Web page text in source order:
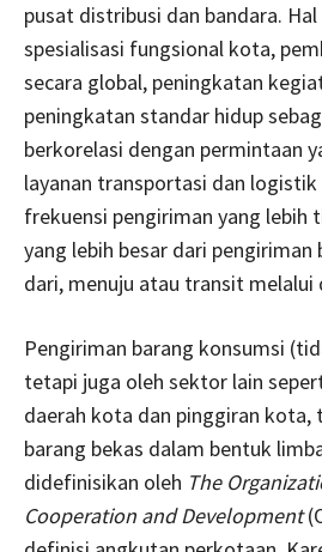
pusat distribusi dan bandara.
spesialisasi fungsional kota,
secara global, peningkatan
peningkatan standar hidup
berkorelasi dengan permintaan
layanan transportasi dan
frekuensi pengiriman yang lebih
yang lebih besar dari pengiriman
dari, menuju atau transit melalui
Pengiriman barang konsumsi
tetapi juga oleh sektor lain
daerah kota dan pinggiran kota,
barang bekas dalam bentuk
didefinisikan oleh The
Cooperation and Development